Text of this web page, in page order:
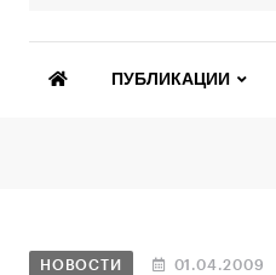
ПУБЛИКАЦИИ
НОВОСТИ 01.04.2009